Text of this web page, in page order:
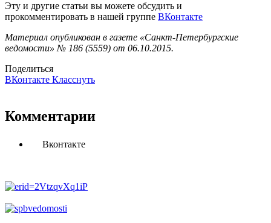
Эту и другие статьи вы можете обсудить и
прокомментировать в нашей группе ВКонтакте
Материал опубликован в газете «Санкт-Петербургские
ведомости» № 186 (5559) от 06.10.2015.
Поделиться
ВКонтакте Класснуть
Комментарии
Вконтакте